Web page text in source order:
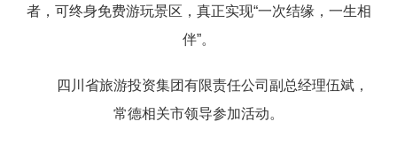
者，可终身免费游玩景区，真正实现“一次结缘，一生相
伴”。
四川省旅游投资集团有限责任公司副总经理伍斌，
常德相关市领导参加活动。